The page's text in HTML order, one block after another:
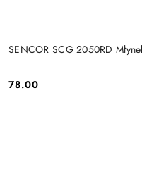
SENCOR SCG 2050RD
Cena:
78.00